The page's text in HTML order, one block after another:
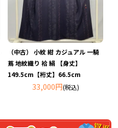
（中古） 小紋 紺 カジュアル 一騎
蔦 地紋織り 袷 絹 【身丈】
149.5cm【裄丈】66.5cm
33,000円(税込)